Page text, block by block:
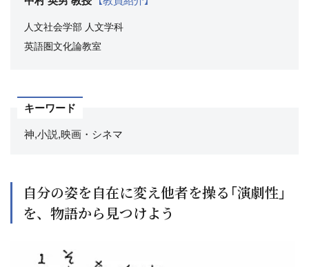
人文社会学部 人文学科
英語圏文化論教室
キーワード
神,小説,映画・シネマ
自分の姿を自在に変え他者を操る「演劇性」
を、物語から見つけよう